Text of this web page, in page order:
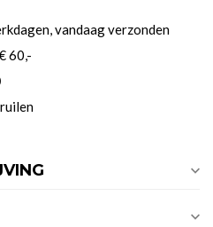
vandaag verzonden
60,-